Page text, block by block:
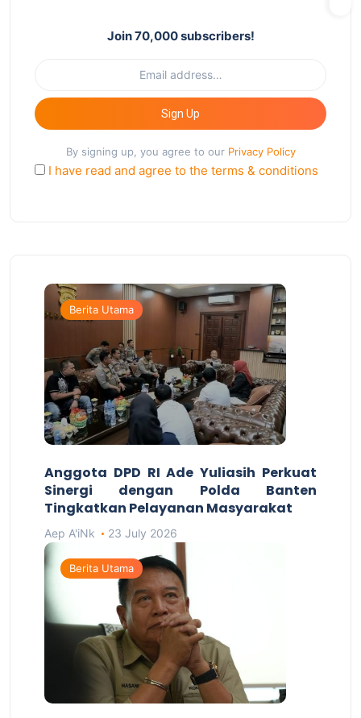
Join 70,000 subscribers!
Sign Up
By signing up, you agree to our Privacy Policy
I have read and agree to the terms & conditions
Berita Utama
Anggota DPD RI Ade Yuliasih Perkuat
Sinergi dengan Polda Banten
Tingkatkan Pelayanan Masyarakat
Aep A'iNk 23 July 2026
Berita Utama